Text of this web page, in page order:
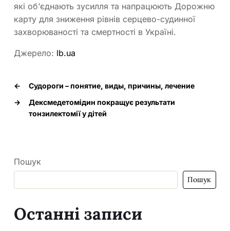
які об’єднають зусилля та напрацюють Дорожню
карту для зниження рівнів серцево-судинної
захворюваності та смертності в Україні.
Джерело: lb.ua
←
Судороги – понятие, виды, причины, лечение
→
Дексмедетомідин покращує результати
тонзилектомії у дітей
Пошук
Пошук
Останні записи